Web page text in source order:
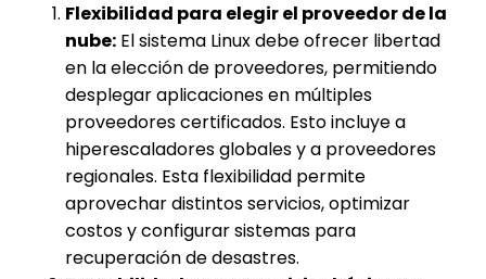
Flexibilidad para elegir el proveedor de la
nube: El sistema Linux debe ofrecer libertad
en la elección de proveedores, permitiendo
desplegar aplicaciones en múltiples
proveedores certificados. Esto incluye a
hiperescaladores globales y a proveedores
regionales. Esta flexibilidad permite
aprovechar distintos servicios, optimizar
costos y configurar sistemas para
recuperación de desastres.